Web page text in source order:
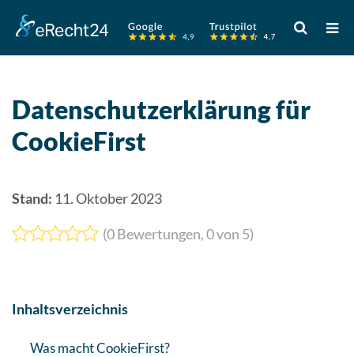
Verwende
die
Pfeile
oben
und
Datenschutzerklärung für
CookieFirst
Stand: 11. Oktober 2023
(0Bewertungen,0von 5)
Inhaltsverzeichnis
Was macht CookieFirst?